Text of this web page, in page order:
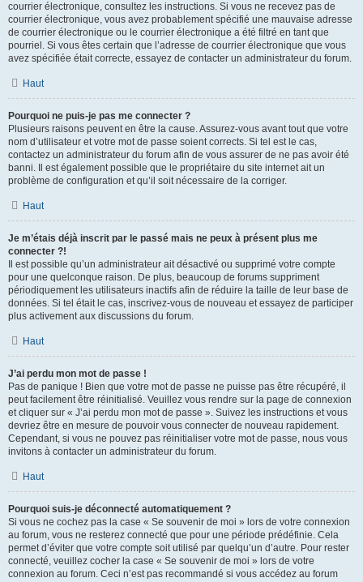
courrier électronique, consultez les instructions. Si vous ne recevez pas de
courrier électronique, vous avez probablement spécifié une mauvaise adresse
de courrier électronique ou le courrier électronique a été filtré en tant que
pourriel. Si vous êtes certain que l’adresse de courrier électronique que vous
avez spécifiée était correcte, essayez de contacter un administrateur du forum.
Haut
Pourquoi ne puis-je pas me connecter ?
Plusieurs raisons peuvent en être la cause. Assurez-vous avant tout que votre
nom d’utilisateur et votre mot de passe soient corrects. Si tel est le cas,
contactez un administrateur du forum afin de vous assurer de ne pas avoir été
banni. Il est également possible que le propriétaire du site internet ait un
problème de configuration et qu’il soit nécessaire de la corriger.
Haut
Je m’étais déjà inscrit par le passé mais ne peux à présent plus me
connecter ?!
Il est possible qu’un administrateur ait désactivé ou supprimé votre compte
pour une quelconque raison. De plus, beaucoup de forums suppriment
périodiquement les utilisateurs inactifs afin de réduire la taille de leur base de
données. Si tel était le cas, inscrivez-vous de nouveau et essayez de participer
plus activement aux discussions du forum.
Haut
J’ai perdu mon mot de passe !
Pas de panique ! Bien que votre mot de passe ne puisse pas être récupéré, il
peut facilement être réinitialisé. Veuillez vous rendre sur la page de connexion
et cliquer sur « J’ai perdu mon mot de passe ». Suivez les instructions et vous
devriez être en mesure de pouvoir vous connecter de nouveau rapidement.
Cependant, si vous ne pouvez pas réinitialiser votre mot de passe, nous vous
invitons à contacter un administrateur du forum.
Haut
Pourquoi suis-je déconnecté automatiquement ?
Si vous ne cochez pas la case « Se souvenir de moi » lors de votre connexion
au forum, vous ne resterez connecté que pour une période prédéfinie. Cela
permet d’éviter que votre compte soit utilisé par quelqu’un d’autre. Pour rester
connecté, veuillez cocher la case « Se souvenir de moi » lors de votre
connexion au forum. Ceci n’est pas recommandé si vous accédez au forum